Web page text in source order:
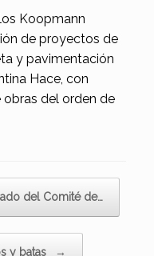
Koopmann
de proyectos de
y pavimentación
Hace, con
del orden de
del Comité de…
y batas →